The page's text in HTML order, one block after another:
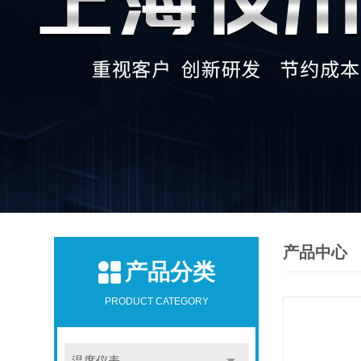
产品分类
PRODUCT CATEGORY
产品中心